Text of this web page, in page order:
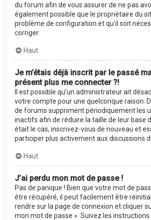
du forum afin de vous assurer de ne pas
également possible que le propriétaire du
problème de configuration et qu’il soit
corriger.
Haut
Je m’étais déjà inscrit par le passé
présent plus me connecter ?!
Il est possible qu’un administrateur ait
votre compte pour une quelconque raison.
de forums suppriment périodiquement les
inactifs afin de réduire la taille de leur base
était le cas, inscrivez-vous de nouveau et
participer plus activement aux discussions
Haut
J’ai perdu mon mot de passe !
Pas de panique ! Bien que votre mot de
être récupéré, il peut facilement être
rendre sur la page de connexion et cliquer
mon mot de passe ». Suivez les